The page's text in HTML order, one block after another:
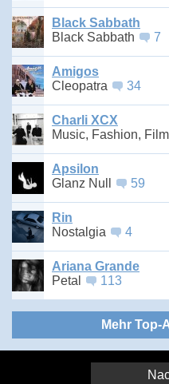
Black Sabbath
Black Sabbath
7
Amigos
Cleopatra
34
Charli XCX
Music, Fashion, Film
Apsilon
Glanz Null
59
Rin
Nostalgia
4
Ariana Grande
Petal
113
Mehr Top-